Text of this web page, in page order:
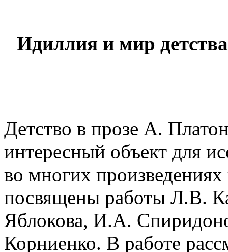
Идиллия и мир
Детство в прозе А.
интересный объект для
во многих
посвящены работы Л.В.
Яблокова, И.А.
Корниенко. В работе